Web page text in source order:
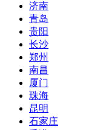
济南
青岛
贵阳
长沙
郑州
南昌
厦门
珠海
昆明
石家庄